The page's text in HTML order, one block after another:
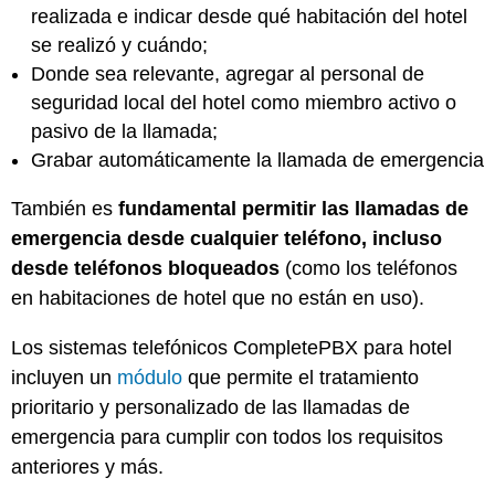
realizada e indicar desde qué habitación del hotel
se realizó y cuándo;
Donde sea relevante, agregar al personal de
seguridad local del hotel como miembro activo o
pasivo de la llamada;
Grabar automáticamente la llamada de emergencia
También es fundamental permitir las llamadas de
emergencia desde cualquier teléfono, incluso
desde teléfonos bloqueados (como los teléfonos
en habitaciones de hotel que no están en uso).
Los sistemas telefónicos CompletePBX para hotel
incluyen un módulo que permite el tratamiento
prioritario y personalizado de las llamadas de
emergencia para cumplir con todos los requisitos
anteriores y más.